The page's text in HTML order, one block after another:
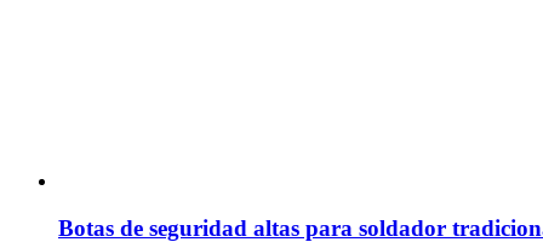
Botas de seguridad altas para soldador